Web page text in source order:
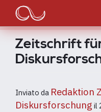
contenuto
principale
Main
navigation
Zeitschrift
Inviato da Redaktion
Diskursforschung il